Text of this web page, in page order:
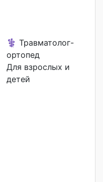
⚕️ Травматолог-
ортопед
Для взрослых и
детей